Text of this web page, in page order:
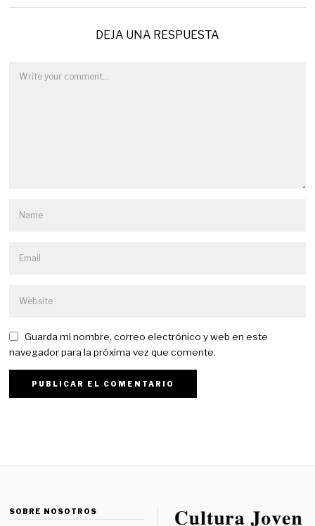
DEJA UNA RESPUESTA
Guarda mi nombre, correo electrónico y web en este
navegador para la próxima vez que comente.
SOBRE NOSOTROS